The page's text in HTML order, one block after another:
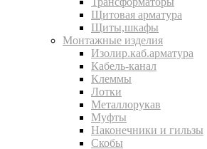
Щитовая арматура
Щиты,шкафы
Монтажные изделия
Изолир.каб.арматура
Кабель-канал
Клеммы
Лотки
Металлорукав
Муфты
Наконечники и гильзы
Скобы